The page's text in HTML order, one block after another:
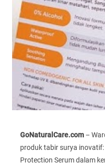
GoNaturalCare.com –
produk tabir surya inovatif:
Protection Serum dalam